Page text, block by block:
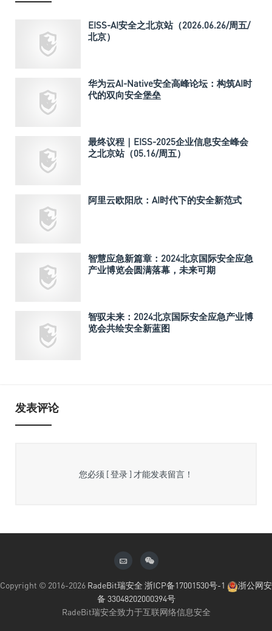
EISS-AI安全之北京站（2026.06.26/周五/
北京）
华为云AI-Native安全高峰论坛：构筑AI时
代的双向安全堡垒
最终议程｜EISS-2025企业信息安全峰会
之北京站（05.16/周五）
阿里云欧阳欣：AI时代下的安全新范式
智慧应急新篇章：2024北京国际安全应急
产业博览会圆满落幕，未来可期
智驭未来：2024北京国际安全应急产业博
览会共绘安全新蓝图
发表评论
您必须 [ 登录 ] 才能发表留言！
Copyright © 2016-2026 RadeBit瑞安全 浙ICP备17001530号-1
浙公网安
备 33048202000394号
RadeBit瑞安全致力于互联网络信息安全